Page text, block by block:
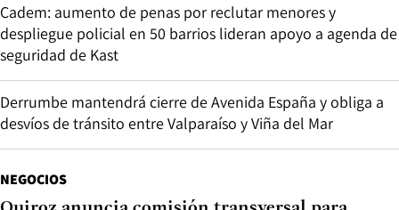
Cadem: aumento de penas por reclutar menores y
despliegue policial en 50 barrios lideran apoyo a agenda de
seguridad de Kast
Derrumbe mantendrá cierre de Avenida España y obliga a
desvíos de tránsito entre Valparaíso y Viña del Mar
NEGOCIOS